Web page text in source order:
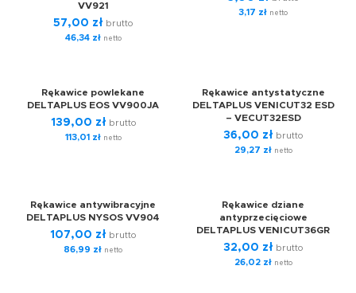
VV921
57,00 zł brutto
46,34 złnetto
3,17 zł netto
Rękawice powlekane
DELTAPLUS EOS VV900JA
139,00 zł brutto
113,01 złnetto
Rękawice antystatyczne
DELTAPLUS VENICUT32 ESD
– VECUT32ESD
36,00 zł brutto
29,27 złnetto
Rękawice antywibracyjne
DELTAPLUS NYSOS VV904
107,00 zł brutto
86,99 zł netto
Rękawice dziane
antyprzecięciowe
DELTAPLUS VENICUT36GR
32,00 zł brutto
26,02 złnetto